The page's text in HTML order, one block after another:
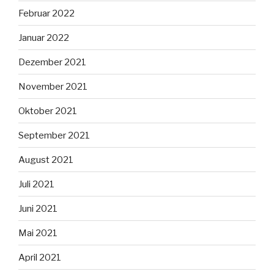
Februar 2022
Januar 2022
Dezember 2021
November 2021
Oktober 2021
September 2021
August 2021
Juli 2021
Juni 2021
Mai 2021
April 2021